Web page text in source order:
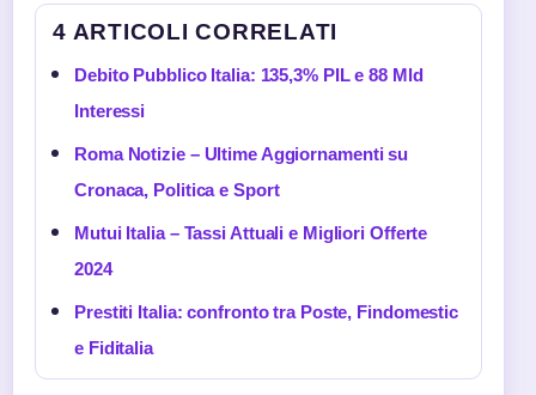
4 ARTICOLI CORRELATI
Debito Pubblico Italia: 135,3% PIL e 88 Mld
Interessi
Roma Notizie – Ultime Aggiornamenti su
Cronaca, Politica e Sport
Mutui Italia – Tassi Attuali e Migliori Offerte
2024
Prestiti Italia: confronto tra Poste, Findomestic
e Fiditalia